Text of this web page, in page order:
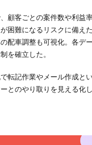
顧客ごとの案件数や利益
困難になるリスクに備え
配車調整も可視化。各デ
を確立した。
転記作業やメール作成と
とのやり取りを見える化